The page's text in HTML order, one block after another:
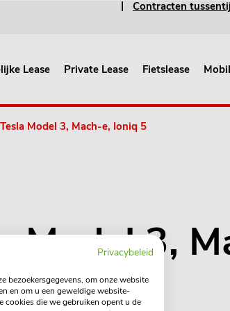
Contracten
Lease Private Lease Fietslease
Model 3, Mach-e, Ioniq 5
Model 3,
Privacybeleid
bezoekersgegevens, om onze website
en om u een geweldige website-
cookies die we gebruiken opent u de